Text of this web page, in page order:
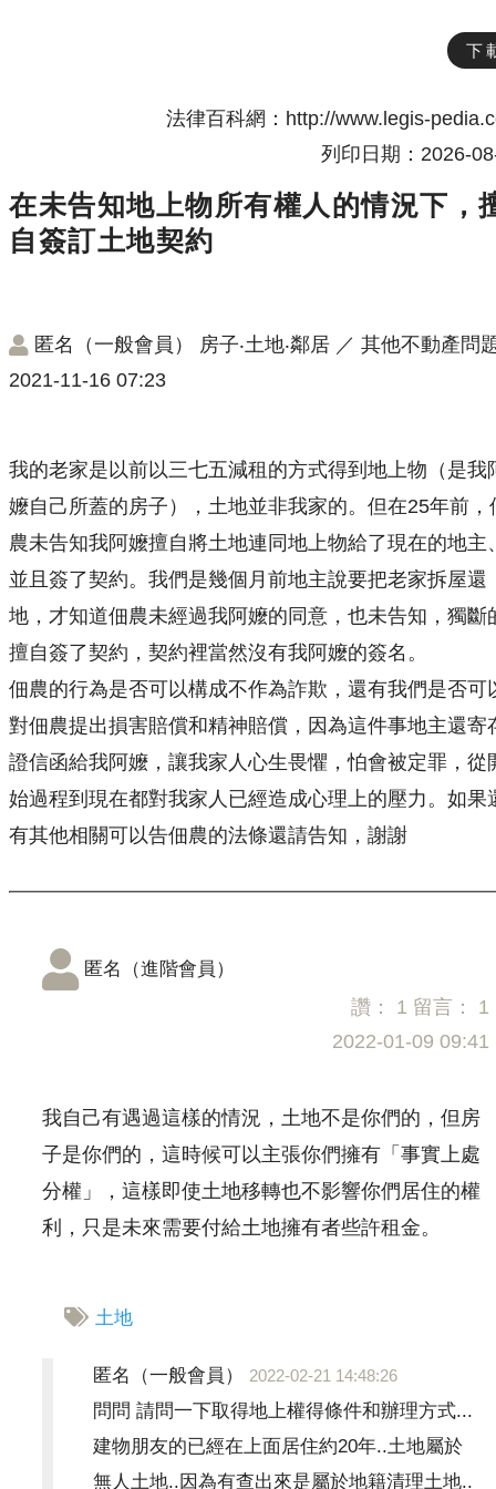
下
法律百科網：http://www.legis-
列印日期：2026-
在未告知地上物所有權人的情況下，
自簽訂土地契約
匿名（一般會員） 房子‧土地‧鄰居 ／ 其他不動產問
2021-11-16 07:23
我的老家是以前以三七五減租的方式得到地上物（是我
嬤自己所蓋的房子），土地並非我家的。但在25年前，
農未告知我阿嬤擅自將土地連同地上物給了現在的地主
並且簽了契約。我們是幾個月前地主說要把老家拆屋還
地，才知道佃農未經過我阿嬤的同意，也未告知，獨斷
擅自簽了契約，契約裡當然沒有我阿嬤的簽名。
佃農的行為是否可以構成不作為詐欺，還有我們是否可
對佃農提出損害賠償和精神賠償，因為這件事地主還寄
證信函給我阿嬤，讓我家人心生畏懼，怕會被定罪，從
始過程到現在都對我家人已經造成心理上的壓力。如果
有其他相關可以告佃農的法條還請告知，謝謝
匿名（進階會員）
讚： 1 留言： 1
2022-01-09 09:41
我自己有遇過這樣的情況，土地不是你們的，但房
子是你們的，這時候可以主張你們擁有「事實上處
分權」，這樣即使土地移轉也不影響你們居住的權
利，只是未來需要付給土地擁有者些許租金。
土地
匿名（一般會員） 2022-02-21 14:48:26
問問 請問一下取得地上權得條件和辦理方式...
建物朋友的已經在上面居住約20年..土地屬於
無人土地..因為有查出來是屬於地籍清理土地..